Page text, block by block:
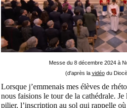
Messe du 8 décembre 2024 à
(d'après la vidéodu
Lorsque j’emmenais mes élèves de
nous faisions le tour de la cathédrale. Je
pilier, l’inscription au sol qui rappelle